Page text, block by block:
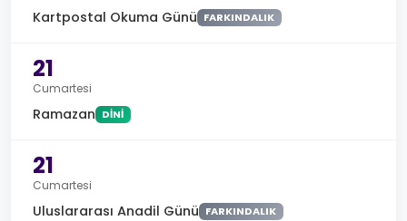
Kartpostal Okuma Günü FARKINDALIK
21
Cumartesi
Ramazan DINI
21
Cumartesi
Uluslararası Anadil Günü FARKINDALIK